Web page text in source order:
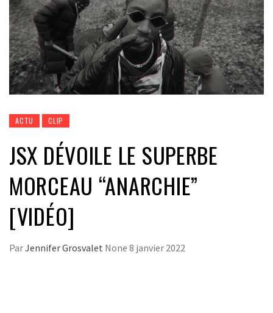
ACTU CLIP
JSX DÉVOILE LE SUPERBE
MORCEAU “ANARCHIE”
[VIDÉO]
ParJennifer Grosvalet None 8 janvier 2022